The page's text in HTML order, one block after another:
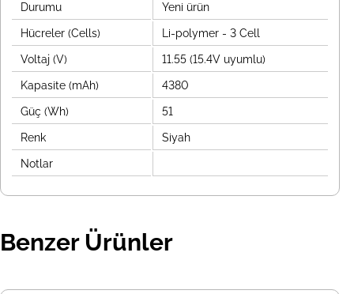
Durumu Yeni ürün
Hücreler (Cells) Li-polymer - 3 Cell
Voltaj (V) 11.55 (15.4V uyumlu)
Kapasite (mAh) 4380
Güç (Wh) 51
Renk Siyah
Notlar
Benzer Ürünler